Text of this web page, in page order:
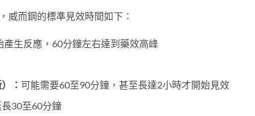
威而鋼的標準見效時間如下：
產生反應，60分鐘左右達到藥效高峰
： 可能需要60至90分鐘，甚至長達2小時才開始見效
30至60分鐘